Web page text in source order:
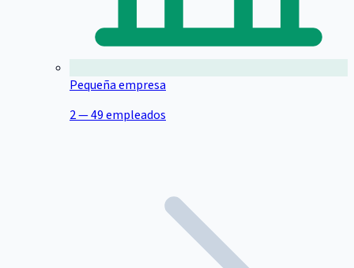
Pequeña empresa
2 — 49 empleados